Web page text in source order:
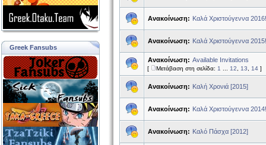
Greek Fansubs
Ανακοίνωση: Καλά Χριστούγεννα 2016!
Ανακοίνωση: Καλά Χριστούγεννα 2015!
Ανακοίνωση: Available Invitations
[ Μετάβαση στη σελίδα: 1 12 13 14 ]
Ανακοίνωση: Καλή Χρονιά [2015]
Ανακοίνωση: Καλά Χριστούγεννα 2014!
Ανακοίνωση: Καλό Πάσχα [2012]